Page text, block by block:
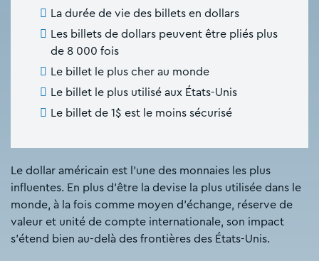
La durée de vie des billets en dollars
Les billets de dollars peuvent être pliés plus
de 8 000 fois
Le billet le plus cher au monde
Le billet le plus utilisé aux États-Unis
Le billet de 1$ est le moins sécurisé
Le dollar américain est l’une des monnaies les plus
influentes. En plus d’être la devise la plus utilisée dans le
monde, à la fois comme moyen d’échange, réserve de
valeur et unité de compte internationale, son impact
s’étend bien au-delà des frontières des États-Unis.